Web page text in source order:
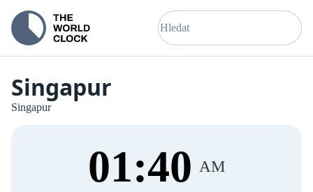
Singapur
Singapur
01:40 AM